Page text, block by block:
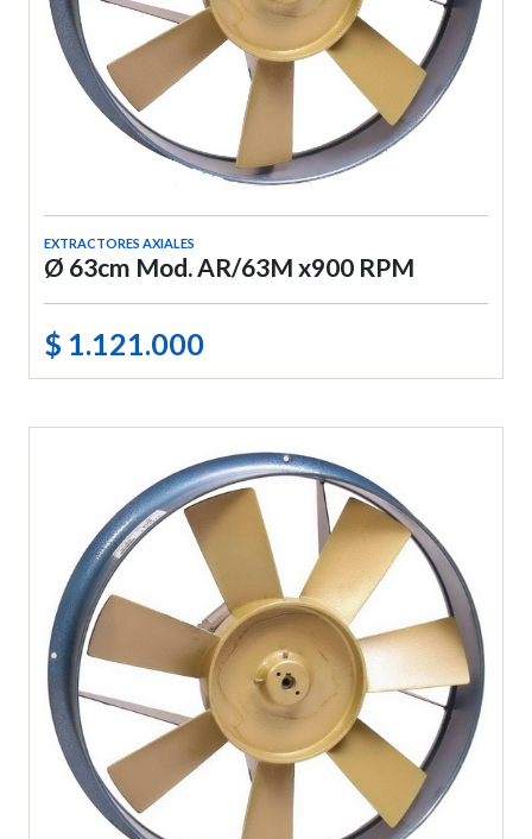
EXTRACTORES AXIALES
Ø 63cm Mod. AR/63M x900 RPM
$ 1.121.000